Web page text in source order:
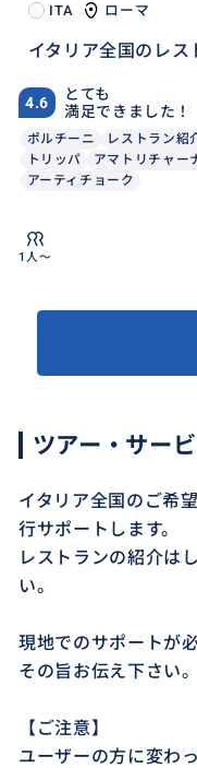
ITA ローマ
イタリア全国のレス
4.6
とても
満足できました！
ポルチーニ レストラン紹
トリッパ
アマトリチャー
アーティチョーク
1人〜
ツアー・サー
イタリア全国のご希
行サポートします。
レストランの紹介は
い。
現地でのサポートが
その旨お伝え下さい。
【ご注意】
ユーザーの方に変わ